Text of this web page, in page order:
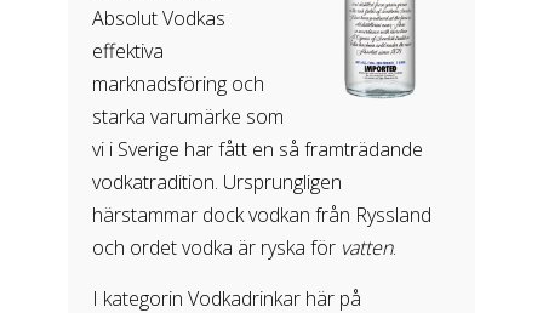
Absolut Vodkas
effektiva
marknadsföring och
starka varumärke som
vi i Sverige har fått en så framträdande
vodkatradition. Ursprungligen
härstammar dock vodkan från Ryssland
och ordet vodka är ryska för vatten.
I kategorin Vodkadrinkar här på